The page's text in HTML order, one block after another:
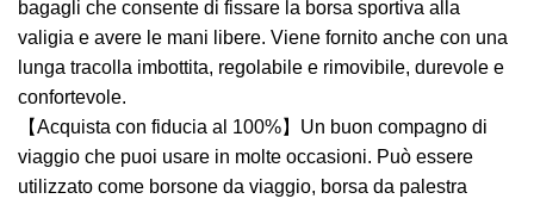
bagagli che consente di fissare la borsa sportiva alla
valigia e avere le mani libere. Viene fornito anche con una
lunga tracolla imbottita, regolabile e rimovibile, durevole e
confortevole.
【Acquista con fiducia al 100%】Un buon compagno di
viaggio che puoi usare in molte occasioni. Può essere
utilizzato come borsone da viaggio, borsa da palestra